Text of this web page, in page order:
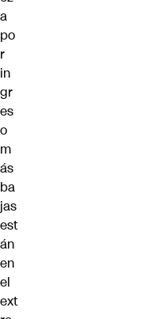
a
po
r
in
gr
es
o
m
ás
ba
jas
est
án
en
el
ext